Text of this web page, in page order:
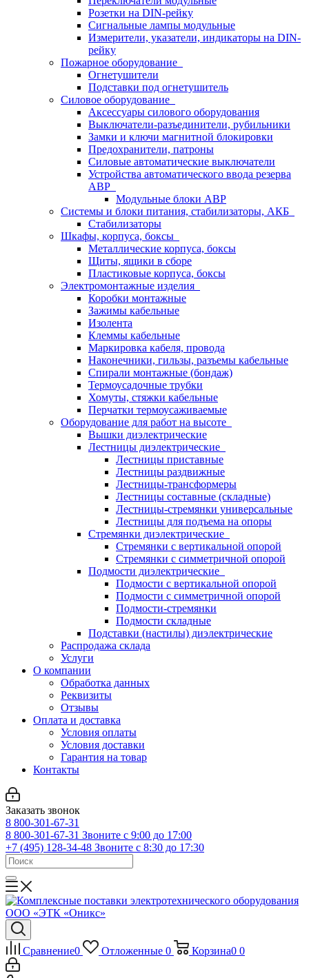
Розетки на DIN-рейку
Сигнальные лампы модульные
Измерители, указатели, индикаторы на DIN-
рейку
Пожарное оборудование
Огнетушители
Подставки под огнетушитель
Силовое оборудование
Аксессуары силового оборудования
Выключатели-разъединители, рубильники
Замки и ключи магнитной блокировки
Предохранители, патроны
Силовые автоматические выключатели
Устройства автоматического ввода резерва
АВР
Модульные блоки АВР
Системы и блоки питания, стабилизаторы, АКБ
Стабилизаторы
Шкафы, корпуса, боксы
Металлические корпуса, боксы
Щиты, ящики в сборе
Пластиковые корпуса, боксы
Электромонтажные изделия
Коробки монтажные
Зажимы кабельные
Изолента
Клеммы кабельные
Маркировка кабеля, провода
Наконечники, гильзы, разъемы кабельные
Спирали монтажные (бондаж)
Термоусадочные трубки
Хомуты, стяжки кабельные
Перчатки термоусаживаемые
Оборудование для работ на высоте
Вышки диэлектрические
Лестницы диэлектрические
Лестницы приставные
Лестницы раздвижные
Лестницы-трансформеры
Лестницы составные (складные)
Лестницы-стремянки универсальные
Лестницы для подъема на опоры
Стремянки диэлектрические
Стремянки с вертикальной опорой
Стремянки с симметричной опорой
Подмости диэлектрические
Подмости с вертикальной опорой
Подмости с симметричной опорой
Подмости-стремянки
Подмости складные
Подставки (настилы) диэлектрические
Распродажа склада
Услуги
О компании
Обработка данных
Реквизиты
Отзывы
Оплата и доставка
Условия оплаты
Условия доставки
Гарантия на товар
Контакты
Заказать звонок
8 800-301-67-31
8 800-301-67-31 Звоните с 9:00 до 17:00
+7 (495) 128-34-48 Звоните с 8:30 до 17:30
Сравнение0 Отложенные 0 Корзина0 0